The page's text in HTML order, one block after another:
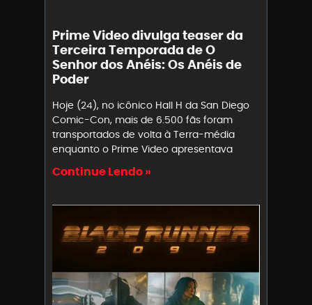
Prime Video divulga teaser da
Terceira Temporada de O
Senhor dos Anéis: Os Anéis de
Poder
Hoje (24), no icônico Hall H da San Diego
Comic-Con, mais de 6.500 fãs foram
transportados de volta à Terra-média
enquanto o Prime Video apresentava
Continue Lendo »